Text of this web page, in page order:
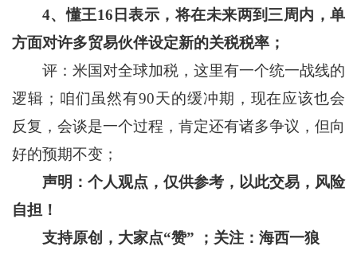
4、懂王16 日表示，将在未来两到三周内，单
方面对许多贸易伙伴设定新的关税税率；
评：米国对全球加税，这里有一个统一战线的
逻辑；咱们虽然有90天的缓冲期，现在应该也会
反复，会谈是一个过程，肯定还有诸多争议，但向
好的预期不变；
声明：个人观点，仅供参考，以此交易，风险
自担！
支持原创，大家点“赞”
；关注：海西一狼